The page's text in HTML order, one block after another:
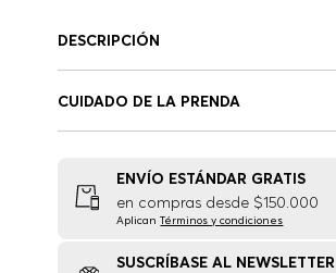
DESCRIPCIÓN
CUIDADO DE LA PRENDA
ENVÍO ESTÁNDAR GRATIS
en compras desde $150.000
AplicanTérminos y condiciones
SUSCRÍBASE AL NEWSLETTER